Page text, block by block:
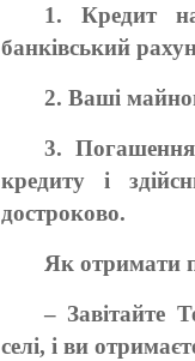
1. Кредит
банківський
2. Ваші
3.
кредиту і
достроково.
Як отримати
– Завітайте
селі, і ви